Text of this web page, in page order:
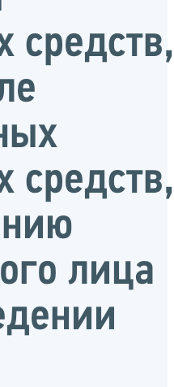
средств,
средств,
лица